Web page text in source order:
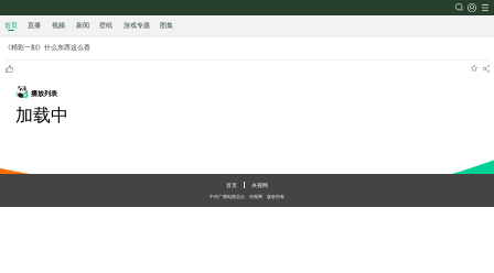
首页 直播 视频 新闻 壁纸 游戏专题 图集
《精彩一刻》什么东西这么香
播放列表
加载中
首页
央视网
中央广播电视总台
央视网 版权所有